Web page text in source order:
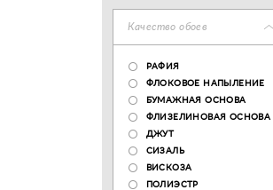
Качество обоев
РАФИЯ
ФЛОКОВОЕ НАПЫЛЕНИЕ
БУМАЖНАЯ ОСНОВА
ФЛИЗЕЛИНОВАЯ ОСНОВА
ДЖУТ
СИЗАЛЬ
ВИСКОЗА
ПОЛИЭСТР